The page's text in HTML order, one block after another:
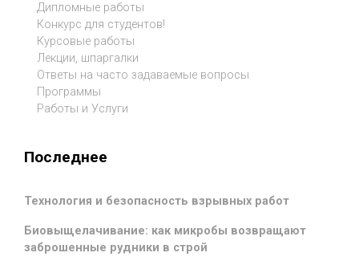
Дипломные работы
Конкурс для студентов!
Курсовые работы
Лекции, шпаргалки
Ответы на часто задаваемые вопросы
Программы
Работы и Услуги
Последнее
Технология и безопасность взрывных работ
Биовыщелачивание: как микробы возвращают
заброшенные рудники в строй